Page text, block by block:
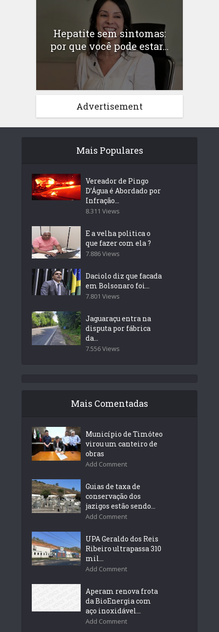
Hepatite sem sintomas:
por que você pode estar...
Advertisement
Mais Populares
Vereador de Pingo
D’Água é Abordado por
Infração...
8.311 Views
E a velha politica o
que fazer com ela ?
7.886 Views
Daciolo diz que facada
em Bolsonaro foi...
7.801 Views
Jaguaraçu entra na
disputa por fábrica
da...
7.556 Views
Mais Comentadas
Município de Timóteo
virou um canteiro de
obras
Add Comment
Guias de taxa de
conservação dos
jazigos estão sendo...
Add Comment
UPA Geraldo dos Reis
Ribeiro ultrapassa 310
mil...
Add Comment
Aperam renova frota
da BioEnergia com
aço inoxidável...
Add Comment